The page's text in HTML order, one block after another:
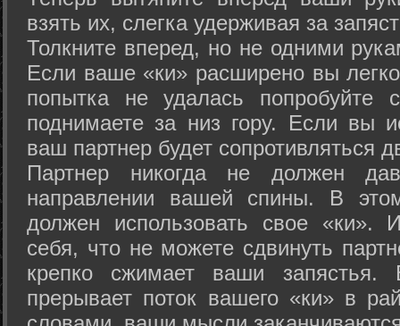
взять их, слегка удерживая за
Толкните вперед, но не одними
Если ваше «ки» расширено вы
попытка не удалась попробуйте
поднимаете за низ гору. Если вы
ваш партнер будет сопротивляться
Партнер никогда не должен
направлении вашей спины. В
должен использовать свое «ки».
себя, что не можете сдвинуть
крепко сжимает ваши запястья.
прерывает поток вашего «ки» в